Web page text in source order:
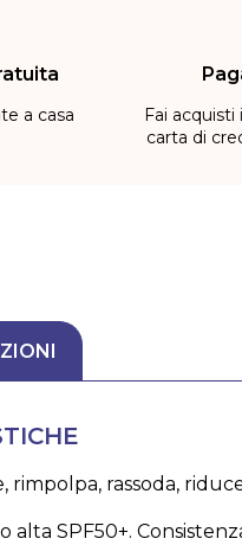
a casa
Fai
carta di
rimpolpa, rassoda,
alta SPF50+.